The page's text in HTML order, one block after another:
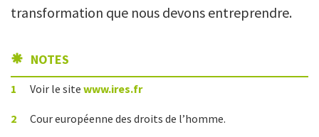
transformation que nous devons entreprendre.
NOTES
1 Voir le site www.ires.fr
2 Cour européenne des droits de l’homme.